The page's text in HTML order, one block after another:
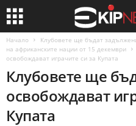
Начало
Клубовете ще бъдат
на африканските нации от 15 декември
освобождават играчите си за Купата
Клубовете ще
освобождават
Купата